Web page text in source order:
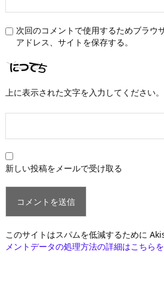
次回のコメントで使用するためブラウ
アドレス、サイトを保存する。
上に表示された文字を入力してください。
新しい投稿をメールで受け取る
このサイトはスパムを低減するために
メントデータの処理方法の詳細はこちら